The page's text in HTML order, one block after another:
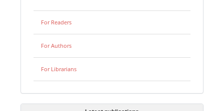
For Readers
For Authors
For Librarians